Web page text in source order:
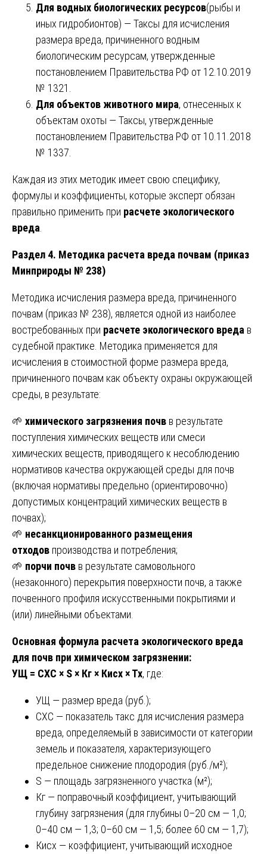
Для водных биологических ресурсов(рыбы и
иных гидробионтов) — Таксы для исчисления
размера вреда, причиненного водным
биологическим ресурсам, утвержденные
постановлением Правительства РФ от 12.10.2019
№ 1321.
Для объектов животного мира, отнесенных к
объектам охоты — Таксы, утвержденные
постановлением Правительства РФ от 10.11.2018
№ 1337.
Каждая из этих методик имеет свою специфику,
формулы и коэффициенты, которые эксперт обязан
правильно применить при расчете экологического
вреда
Раздел 4. Методика расчета вреда почвам (приказ
Минприроды № 238)
Методика исчисления размера вреда, причиненного
почвам (приказ № 238), является одной из наиболее
востребованных при расчете экологического вреда в
судебной практике. Методика применяется для
исчисления в стоимостной форме размера вреда,
причиненного почвам как объекту охраны окружающей
среды, в результате:
🌱 химического загрязнения почв в результате
поступления химических веществ или смеси
химических веществ, приводящего к несоблюдению
нормативов качества окружающей среды для почв
(включая нормативы предельно (ориентировочно)
допустимых концентраций химических веществ в
почвах);
🌱 несанкционированного размещения
отходов производства и потребления;
🌱 порчи почв в результате самовольного
(незаконного) перекрытия поверхности почв, а также
почвенного профиля искусственными покрытиями и
(или) линейными объектами.
Основная формула расчета экологического вреда
для почв при химическом загрязнении:
УЩ = СХС × S × Кг × Кисх × Тх, где:
УЩ — размер вреда (руб.);
СХС — показатель такс для исчисления размера
вреда, определяемый в зависимости от категории
земель и показателя, характеризующего
предельное снижение плодородия (руб./м²);
S — площадь загрязненного участка (м²);
Кг — поправочный коэффициент, учитывающий
глубину загрязнения (для глубины 0–20 см — 1,0;
0–40 см — 1,3; 0–60 см — 1,5; более 60 см — 1,7);
Кисх — коэффициент, учитывающий исходное